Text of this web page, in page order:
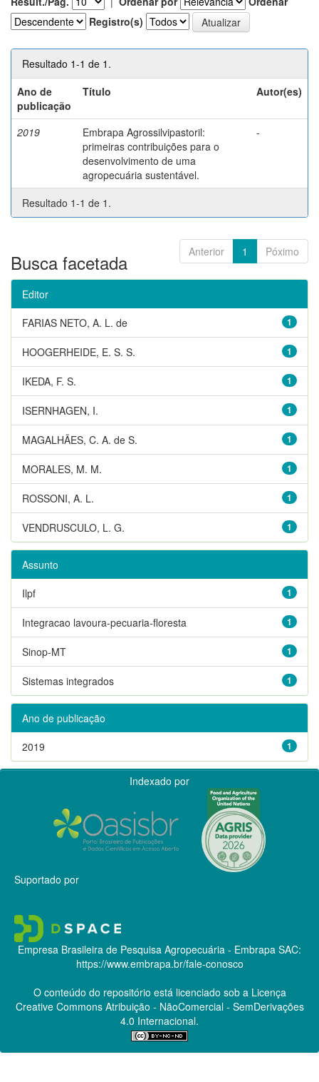
Registro(s)
Resultado 1-1 de 1.
Ano de
publicação
Título Autor(es)
2019
Embrapa Agrossilvipastoril:
primeiras contribuições para o
desenvolvimento de uma
agropecuária sustentável.
-
Resultado 1-1 de 1.
Anterior 1 Póximo
Busca facetada
Editor
1
FARIAS NETO, A. L. de
1
HOOGERHEIDE, E. S. S.
1
IKEDA, F. S.
1
ISERNHAGEN, I.
1
MAGALHÃES, C. A. de S.
1
MORALES, M. M.
1
ROSSONI, A. L.
1
VENDRUSCULO, L. G.
Assunto
1
Ilpf
1
Integracao lavoura-pecuaria-floresta
1
Sinop-MT
1
Sistemas integrados
Ano de publicação
1
2019
Indexado por
Suportado por
Empresa Brasileira de Pesquisa Agropecuária - Embrapa SAC:
https://www.embrapa.br/fale-conosco
O conteúdo do repositório está licenciado sob a Licença
Creative CommonsAtribuição - NãoComercial - SemDerivações
4.0 Internacional.